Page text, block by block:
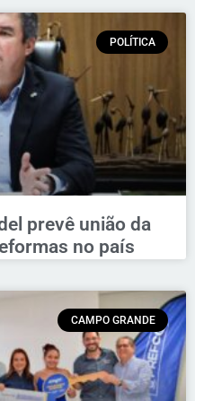
POLÍTICA
prevê união da
no país
CAMPO GRANDE